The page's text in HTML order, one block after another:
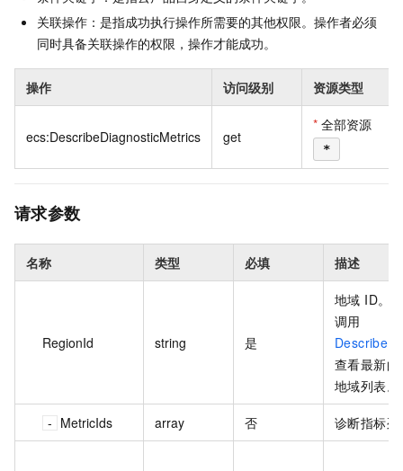
关联操作：是指成功执行操作所需要的其他权限。操作者必须
同时具备关联操作的权限，操作才能成功。
操作 访问级别 资源类型
ecs:DescribeDiagnosticMetrics get
* 全部资源
*
请求参数
名称 类型 必填 描述
RegionId string 是
地域 ID。
调用
查看最新
地域列表。
MetricIds array 否 诊断指标列